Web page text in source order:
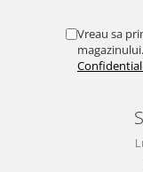
Vreau sa